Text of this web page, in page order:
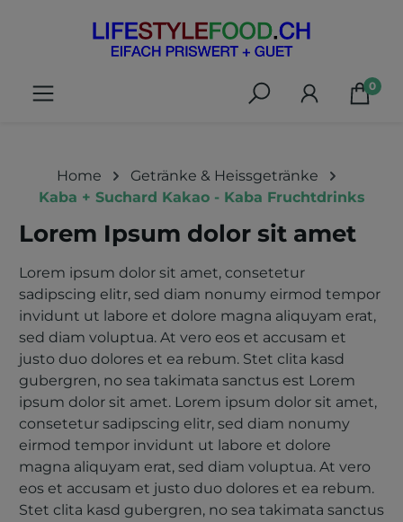
springen
0
Home
Getränke & Heissgetränke
Kaba + Suchard Kakao - Kaba Fruchtdrinks
Lorem Ipsum dolor sit amet
Lorem ipsum dolor sit amet, consetetur
sadipscing elitr, sed diam nonumy eirmod tempor
invidunt ut labore et dolore magna aliquyam erat,
sed diam voluptua. At vero eos et accusam et
justo duo dolores et ea rebum. Stet clita kasd
gubergren, no sea takimata sanctus est Lorem
ipsum dolor sit amet. Lorem ipsum dolor sit amet,
consetetur sadipscing elitr, sed diam nonumy
eirmod tempor invidunt ut labore et dolore
magna aliquyam erat, sed diam voluptua. At vero
eos et accusam et justo duo dolores et ea rebum.
Stet clita kasd gubergren, no sea takimata sanctus